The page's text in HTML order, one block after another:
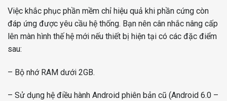
Việc khắc phục phần mềm chỉ hiệu quả khi phần cứng còn
đáp ứng được yêu cầu hệ thống. Bạn nên cân nhắc nâng cấp
lên màn hình thế hệ mới nếu thiết bị hiện tại có các đặc điểm
sau:
– Bộ nhớ RAM dưới 2GB.
– Sử dụng hệ điều hành Android phiên bản cũ (Android 6.0 –